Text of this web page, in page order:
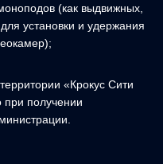
(как выдвижных,
установки и удержания
«Крокус Сити
при получении